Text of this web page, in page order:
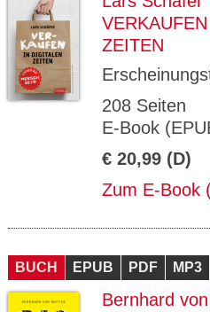
ZEITEN
208 Seiten
E-Book
€ 20,99 (D)
Zum E-Book
BUCH EPUB PDF MP3
Bernhard